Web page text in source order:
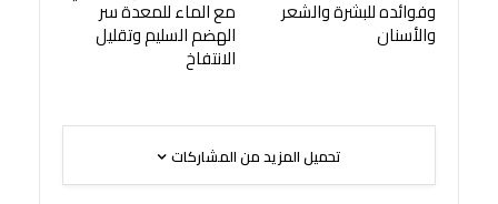
وفوائده للبشرة والشعر
والأسنان
مع الماء للمعدة سر
الهضم السليم وتقليل
الانتفاخ
تحميل المزيد من المشاركات